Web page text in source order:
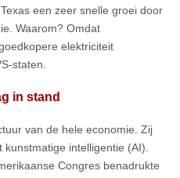
een zeer snelle groei door
Waarom? Omdat
elektriciteit
staten.
in stand
van de hele economie. Zij
intelligentie (AI).
Congres benadrukte